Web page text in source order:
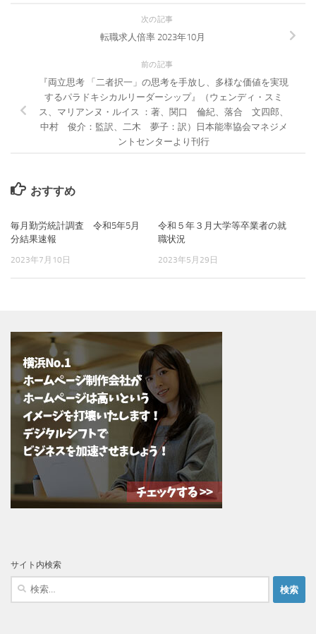
次の記事
転職求人倍率 2023年10月
前の記事
『両立思考 「二者択一」の思考を手放し、多様な価値を実現
するパラドキシカルリーダーシップ』（ウェンディ・スミ
ス、マリアンヌ・ルイス ：著、関口 倫紀、落合 文四郎、
中村 俊介：監訳、二木 夢子：訳）日本能率協会マネジメ
ントセンターより刊行
おすすめ
毎月勤労統計調査 令和5年5月
分結果速報
2023年7月10日
令和５年３月大学等卒業者の就
職状況
2023年5月29日
サイト内検索
検